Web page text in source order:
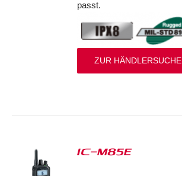
passt.
ZUR HÄNDLERSUCHE
IC-M85E